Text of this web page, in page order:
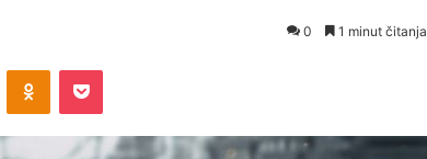
0 1 minut čitanja